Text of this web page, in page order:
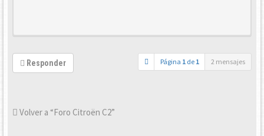
Responder Página 1 de 1 2 mensajes
Volver a “Foro Citroën C2”